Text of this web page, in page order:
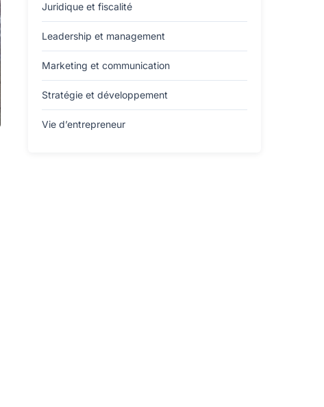
Juridique et fiscalité
Leadership et management
Marketing et communication
Stratégie et développement
Vie d’entrepreneur